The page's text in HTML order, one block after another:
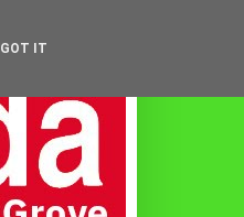
GOT IT